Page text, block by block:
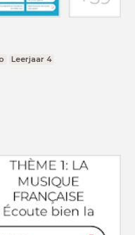
Leerjaar 4